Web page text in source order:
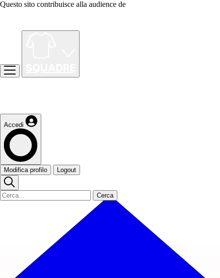
Questo sito contribuisce alla audience de
Accedi
Modifica profilo Logout
Cerca